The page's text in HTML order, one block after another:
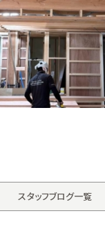
スタッフブログ一覧